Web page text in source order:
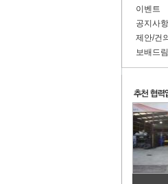
이벤트
공지사항
제안/건의
보배드